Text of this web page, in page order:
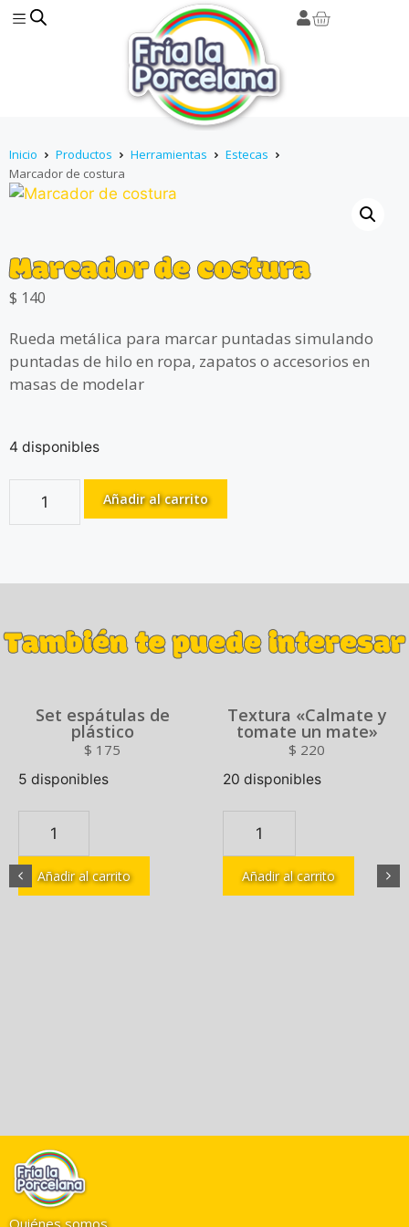
Inicio Productos Herramientas
Estecas
Marcador de costura
Marcador de costura
$ 140
Rueda metálica para marcar puntadas simulando
puntadas de hilo en ropa, zapatos o accesorios en
masas de modelar
4 disponibles
Añadir al carrito
También te puede interesar
Set espátulas de
plástico
$ 175
5 disponibles
Añadir al carrito
Textura «Calmate y
tomate un mate»
$ 220
20 disponibles
Añadir al carrito